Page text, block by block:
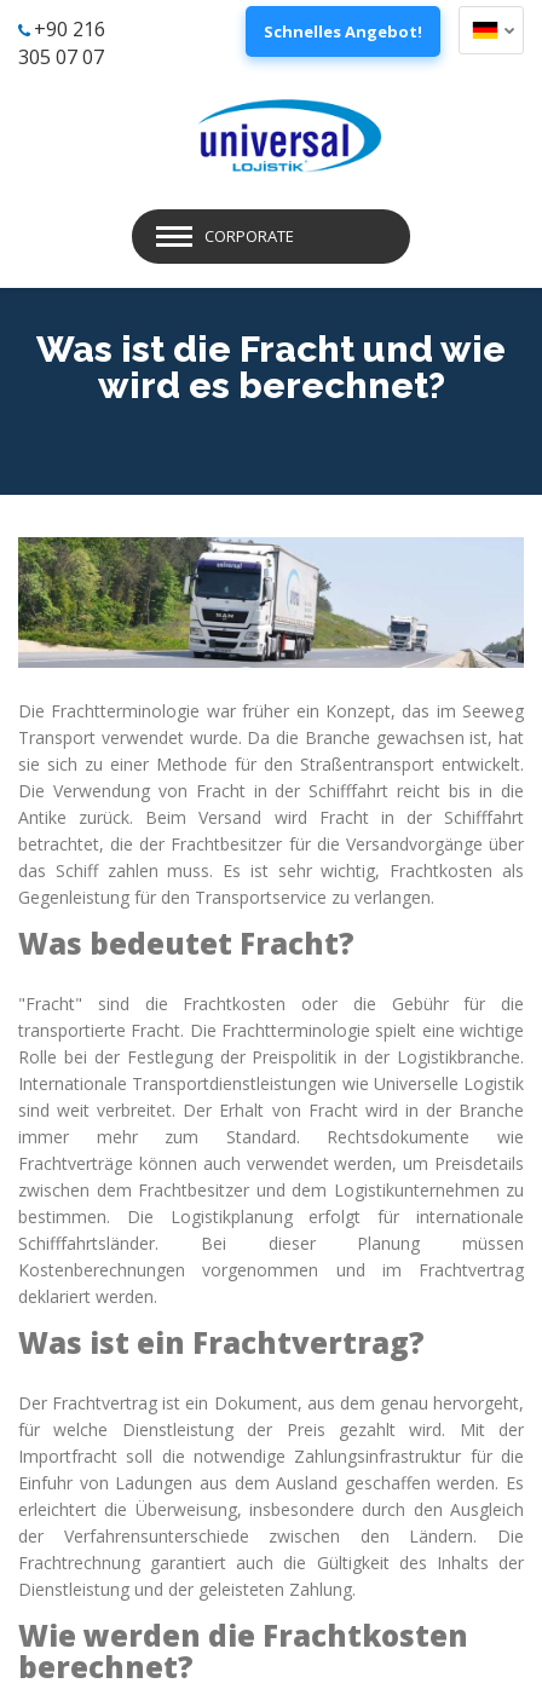
+90 216
305 07 07
Schnelles Angebot!
CORPORATE
Was ist die Fracht und wie
wird es berechnet?
Die Frachtterminologie war früher ein Konzept, das im Seeweg
Transport verwendet wurde. Da die Branche gewachsen ist, hat
sie sich zu einer Methode für den Straßentransport entwickelt.
Die Verwendung von Fracht in der Schifffahrt reicht bis in die
Antike zurück. Beim Versand wird Fracht in der Schifffahrt
betrachtet, die der Frachtbesitzer für die Versandvorgänge über
das Schiff zahlen muss. Es ist sehr wichtig, Frachtkosten als
Gegenleistung für den Transportservice zu verlangen.
Was bedeutet Fracht?
"Fracht" sind die Frachtkosten oder die Gebühr für die
transportierte Fracht. Die Frachtterminologie spielt eine wichtige
Rolle bei der Festlegung der Preispolitik in der Logistikbranche.
Internationale Transportdienstleistungen wie Universelle Logistik
sind weit verbreitet. Der Erhalt von Fracht wird in der Branche
immer mehr zum Standard. Rechtsdokumente wie
Frachtverträge können auch verwendet werden, um Preisdetails
zwischen dem Frachtbesitzer und dem Logistikunternehmen zu
bestimmen. Die Logistikplanung erfolgt für internationale
Schifffahrtsländer. Bei dieser Planung müssen
Kostenberechnungen vorgenommen und im Frachtvertrag
deklariert werden.
Was ist ein Frachtvertrag?
Der Frachtvertrag ist ein Dokument, aus dem genau hervorgeht,
für welche Dienstleistung der Preis gezahlt wird. Mit der
Importfracht soll die notwendige Zahlungsinfrastruktur für die
Einfuhr von Ladungen aus dem Ausland geschaffen werden. Es
erleichtert die Überweisung, insbesondere durch den Ausgleich
der Verfahrensunterschiede zwischen den Ländern. Die
Frachtrechnung garantiert auch die Gültigkeit des Inhalts der
Dienstleistung und der geleisteten Zahlung.
Wie werden die Frachtkosten
berechnet?